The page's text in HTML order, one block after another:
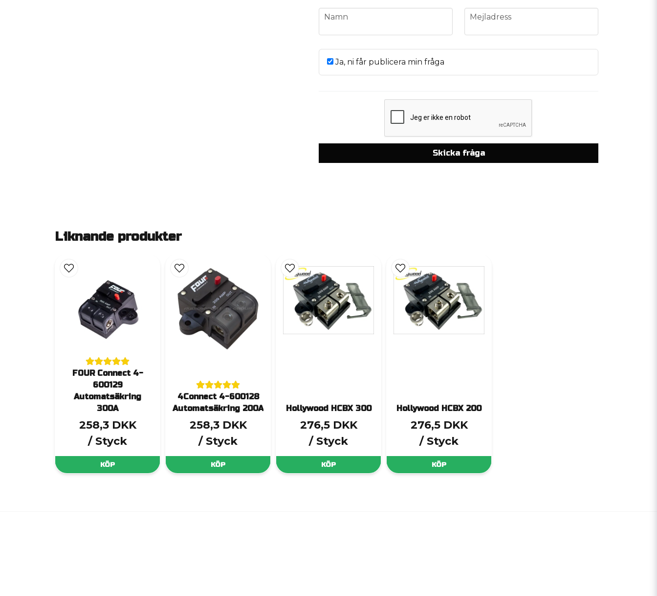
name
Namn email
Mejladress
Ja, ni får publicera min fråga
Skicka fråga
Liknande produkter
FOUR Connect 4-
600129
Automatsäkring
300A
258,3 DKK
/ Styck
KÖP
4Connect 4-600128
Automatsäkring 200A
258,3 DKK
/ Styck
KÖP
Hollywood HCBX 300
276,5 DKK
/ Styck
KÖP
Hollywood HCBX 200
276,5 DKK
/ Styck
KÖP